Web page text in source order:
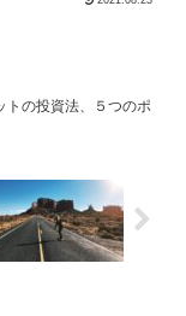
・キャピタルゲイ
トの投資法、５つのポ